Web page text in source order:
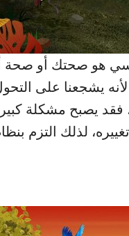
هو صحتك أو صحة
يشجعنا على
فقد يصبح مشكلة
لذلك التزم